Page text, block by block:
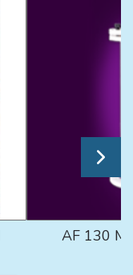
AF 130